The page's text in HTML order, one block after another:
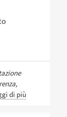
di più